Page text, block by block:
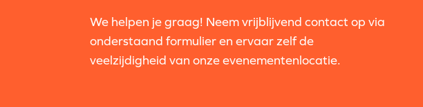
We helpen je graag! Neem vrijblijvend contact op via
onderstaand formulier en ervaar zelf de
veelzijdigheid van onze evenementenlocatie.